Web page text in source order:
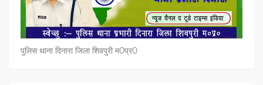
पुलिस थाना दिनारा जिला शिवपुरी म0प्र0